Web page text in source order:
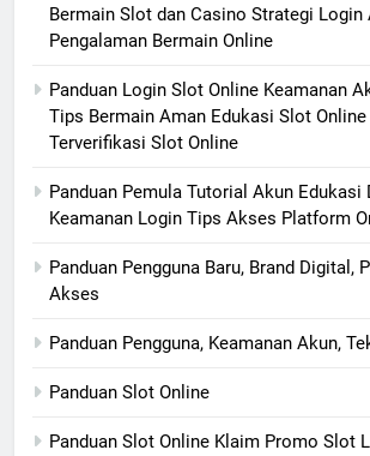
Bermain Slot dan Casino Strategi Login
Pengalaman Bermain Online
Panduan Login Slot Online Keamanan
Tips Bermain Aman Edukasi Slot Online
Terverifikasi Slot Online
Panduan Pemula Tutorial Akun Edukasi
Keamanan Login Tips Akses Platform
Panduan Pengguna Baru, Brand Digital,
Akses
Panduan Pengguna, Keamanan Akun,
Panduan Slot Online
Panduan Slot Online Klaim Promo Slot